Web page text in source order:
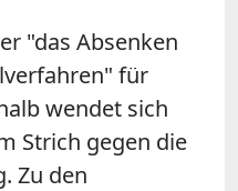
"das Absenken
für
wendet sich
Strich gegen die
Zu den